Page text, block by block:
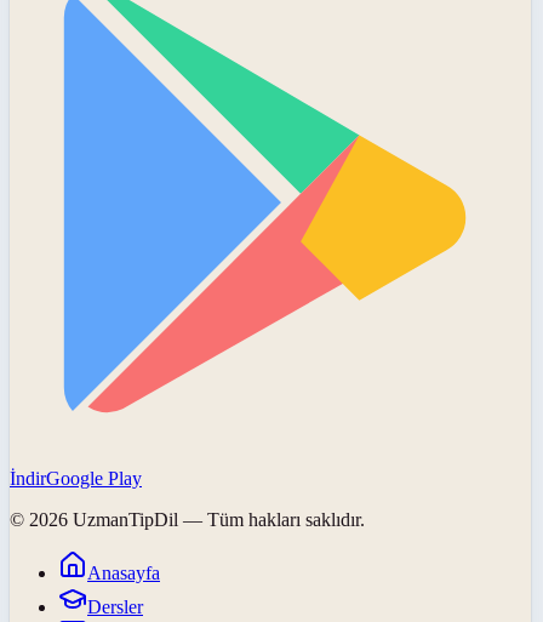
İndirGoogle Play
© 2026 UzmanTipDil — Tüm hakları saklıdır.
Anasayfa
Dersler